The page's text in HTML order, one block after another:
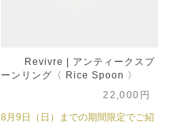
Revivre | アンティークスプ
ーンリング〈 Rice Spoon 〉
22,000円
8月9日（日）までの期間限定でご紹